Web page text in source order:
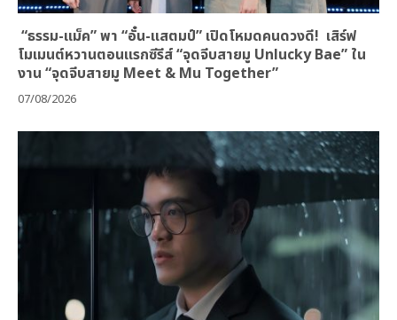
“ธรรม-แม็ค” พา “อั๋น-แสตมป์” เปิดโหมดคนดวงดี! เสิร์ฟ
โมเมนต์หวานตอนแรกซีรีส์ “จุดจีบสายมู Unlucky Bae” ใน
งาน “จุดจีบสายมู Meet & Mu Together”
07/08/2026